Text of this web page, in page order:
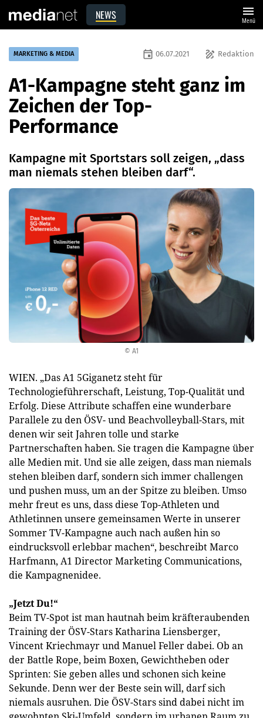
NEWS menu
Menü
© A1
MARKETING & MEDIA draw Redaktion
event 06.07.2021
A1-Kampagne steht ganz im
Zeichen der Top-
Performance
Kampagne mit Sportstars soll zeigen, „dass
man niemals stehen bleiben darf“.
WIEN. „Das A1 5Giganetz steht für
Technologieführerschaft, Leistung, Top-Qualität und
Erfolg. Diese Attribute schaffen eine wunderbare
Parallele zu den ÖSV- und Beachvolleyball-Stars, mit
denen wir seit Jahren tolle und starke
Partnerschaften haben. Sie tragen die Kampagne über
alle Medien mit. Und sie alle zeigen, dass man niemals
stehen bleiben darf, sondern sich immer challengen
und pushen muss, um an der Spitze zu bleiben. Umso
mehr freut es uns, dass diese Top-Athleten und
Athletinnen unsere gemeinsamen Werte in unserer
Sommer TV-Kampagne auch nach außen hin so
eindrucksvoll erlebbar machen“, beschreibt Marco
Harfmann, A1 Director Marketing Communications,
die Kampagnenidee.
„Jetzt Du!“
Beim TV-Spot ist man hautnah beim kräfteraubenden
Training der ÖSV-Stars Katharina Liensberger,
Vincent Kriechmayr und Manuel Feller dabei. Ob an
der Battle Rope, beim Boxen, Gewichtheben oder
Sprinten: Sie geben alles und schonen sich keine
Sekunde. Denn wer der Beste sein will, darf sich
niemals ausruhen. Die ÖSV-Stars sind dabei nicht im